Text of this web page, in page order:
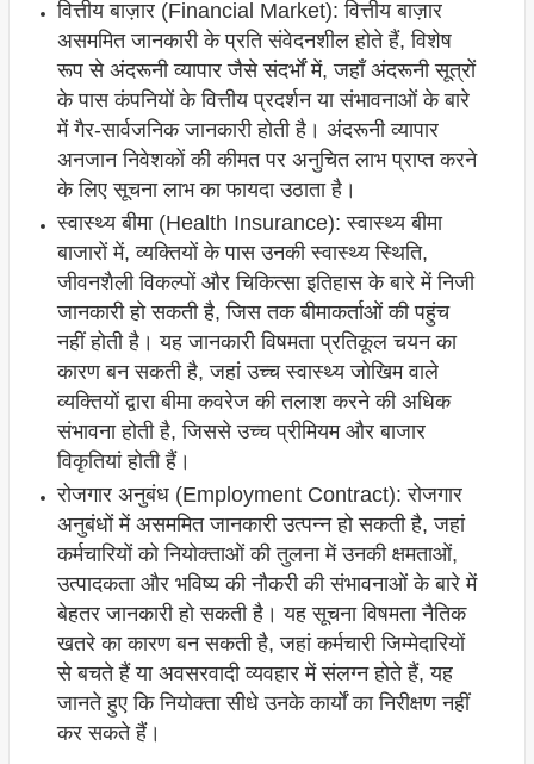
वित्तीय बाज़ार (Financial Market): वित्तीय बाज़ार
असममित जानकारी के प्रति संवेदनशील होते हैं, विशेष
रूप से अंदरूनी व्यापार जैसे संदर्भों में, जहाँ अंदरूनी सूत्रों
के पास कंपनियों के वित्तीय प्रदर्शन या संभावनाओं के बारे
में गैर-सार्वजनिक जानकारी होती है। अंदरूनी व्यापार
अनजान निवेशकों की कीमत पर अनुचित लाभ प्राप्त करने
के लिए सूचना लाभ का फायदा उठाता है।
स्वास्थ्य बीमा (Health Insurance): स्वास्थ्य बीमा
बाजारों में, व्यक्तियों के पास उनकी स्वास्थ्य स्थिति,
जीवनशैली विकल्पों और चिकित्सा इतिहास के बारे में निजी
जानकारी हो सकती है, जिस तक बीमाकर्ताओं की पहुंच
नहीं होती है। यह जानकारी विषमता प्रतिकूल चयन का
कारण बन सकती है, जहां उच्च स्वास्थ्य जोखिम वाले
व्यक्तियों द्वारा बीमा कवरेज की तलाश करने की अधिक
संभावना होती है, जिससे उच्च प्रीमियम और बाजार
विकृतियां होती हैं।
रोजगार अनुबंध (Employment Contract): रोजगार
अनुबंधों में असममित जानकारी उत्पन्न हो सकती है, जहां
कर्मचारियों को नियोक्ताओं की तुलना में उनकी क्षमताओं,
उत्पादकता और भविष्य की नौकरी की संभावनाओं के बारे में
बेहतर जानकारी हो सकती है। यह सूचना विषमता नैतिक
खतरे का कारण बन सकती है, जहां कर्मचारी जिम्मेदारियों
से बचते हैं या अवसरवादी व्यवहार में संलग्न होते हैं, यह
जानते हुए कि नियोक्ता सीधे उनके कार्यों का निरीक्षण नहीं
कर सकते हैं।